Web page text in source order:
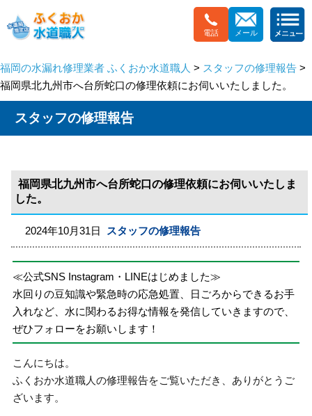
電話 メール
福岡の水漏れ修理業者 ふくおか水道職人 > スタッフの修理報告 >
福岡県北九州市へ台所蛇口の修理依頼にお伺いいたしました。
スタッフの修理報告
福岡県北九州市へ台所蛇口の修理依頼にお伺いいたしま
した。
2024年10月31日 スタッフの修理報告
≪公式SNS Instagram・LINEはじめました≫
水回りの豆知識や緊急時の応急処置、日ごろからできるお手
入れなど、水に関わるお得な情報を発信していきますので、
ぜひフォローをお願いします！
こんにちは。
ふくおか水道職人の修理報告をご覧いただき、ありがとうご
ざいます。